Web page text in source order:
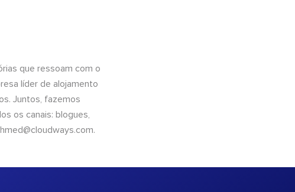
que ressoam com o
líder de alojamento
Juntos, fazemos
os canais: blogues,
.